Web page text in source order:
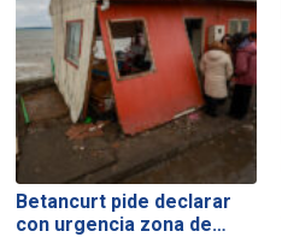
Betancurt pide declarar
con urgencia zona de…